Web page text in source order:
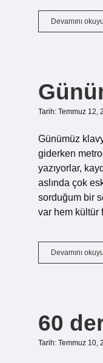
Devamını
Tarih: Temmuz 12,
Günümüz
giderken
yazıyorlar,
aslında çok
sorduğum bir
var hem kültür
Devamını
60
Tarih: Temmuz 10,